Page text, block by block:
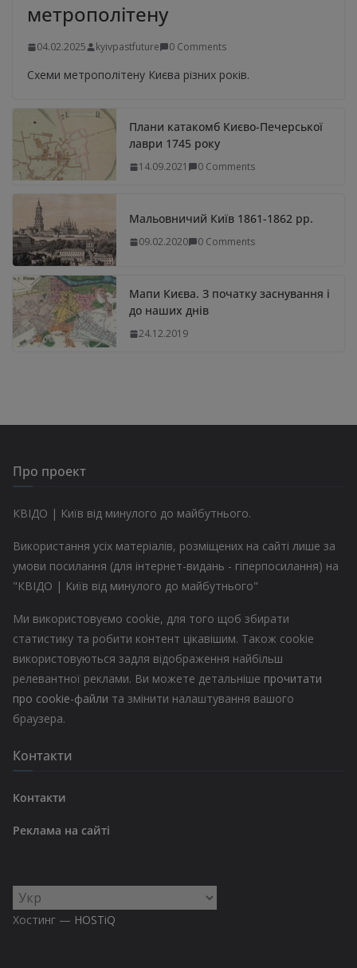
метрополітену
04.02.2025 kyivpastfuture 0 Comments
Схеми метрополітену Києва різних років.
Плани катакомб Києво-Печерської
лаври 1745 року
14.09.2021 0 Comments
Мальовничий Київ 1861-1862 рр.
09.02.2020 0 Comments
Мапи Києва. З початку заснування і
до наших днів
24.12.2019
Про проект
КВІДО | Київ від минулого до майбутнього.
Використання усіх матеріалів, розміщених на сайті лише за
умови посилання (для інтернет-видань - гіперпосилання) на
"КВІДО | Київ від минулого до майбутнього"
Ми використовуємо cookie, для того щоб збирати
статистику та робити контент цікавішим. Також cookie
використовуються задля відображення найбільш
релевантної реклами. Ви можете детальніше прочитати
про cookie-файли та змінити налаштування вашого
браузера.
Контакти
Контакти
Реклама на сайті
Вибрати
мову
Хостинг — HOSTiQ